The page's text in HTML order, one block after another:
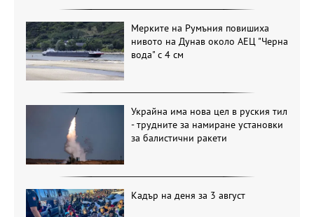
Мерките на Румъния повишиха
нивото на Дунав около АЕЦ "Черна
вода" с 4 см
Украйна има нова цел в руския тил
- трудните за намиране установки
за балистични ракети
Кадър на деня за 3 август